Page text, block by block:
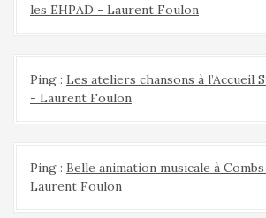
les EHPAD - Laurent Foulon
Ping : Les ateliers chansons à l’Accueil
- Laurent Foulon
Ping : Belle animation musicale à
Laurent Foulon